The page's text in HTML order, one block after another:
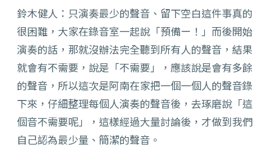
鈴木健人：只演奏最少的聲音、留下空白這件事真的
很困難，大家在錄音室一起說「預備ー！」而後開始
演奏的話，那就沒辦法完全聽到所有人的聲音，結果
就會有不需要，說是「不需要」，應該說是會有多餘
的聲音，所以這次是阿南在家把一個一個人的聲音錄
下來，仔細整理每個人演奏的聲音後，去琢磨說「這
個音不需要呢」，這樣經過大量討論後，才做到我們
自己認為最少量、簡潔的聲音。